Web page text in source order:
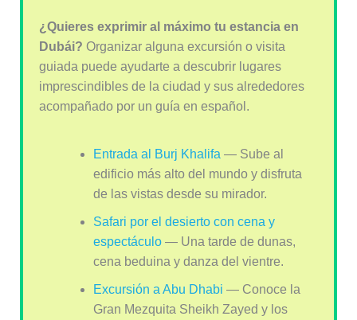
¿Quieres exprimir al máximo tu estancia en
Dubái? Organizar alguna excursión o visita
guiada puede ayudarte a descubrir lugares
imprescindibles de la ciudad y sus alrededores
acompañado por un guía en español.
Entrada al Burj Khalifa — Sube al
edificio más alto del mundo y disfruta
de las vistas desde su mirador.
Safari por el desierto con cena y
espectáculo— Una tarde de dunas,
cena beduina y danza del vientre.
Excursión a Abu Dhabi — Conoce la
Gran Mezquita Sheikh Zayed y los